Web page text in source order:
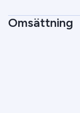
Omsättning